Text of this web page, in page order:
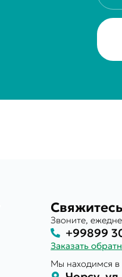
Звоните,
+99899
Заказать
Мы находимся в